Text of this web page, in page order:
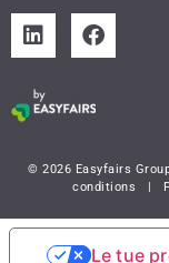
© 2026 Easyfairs
conditions
Le tue